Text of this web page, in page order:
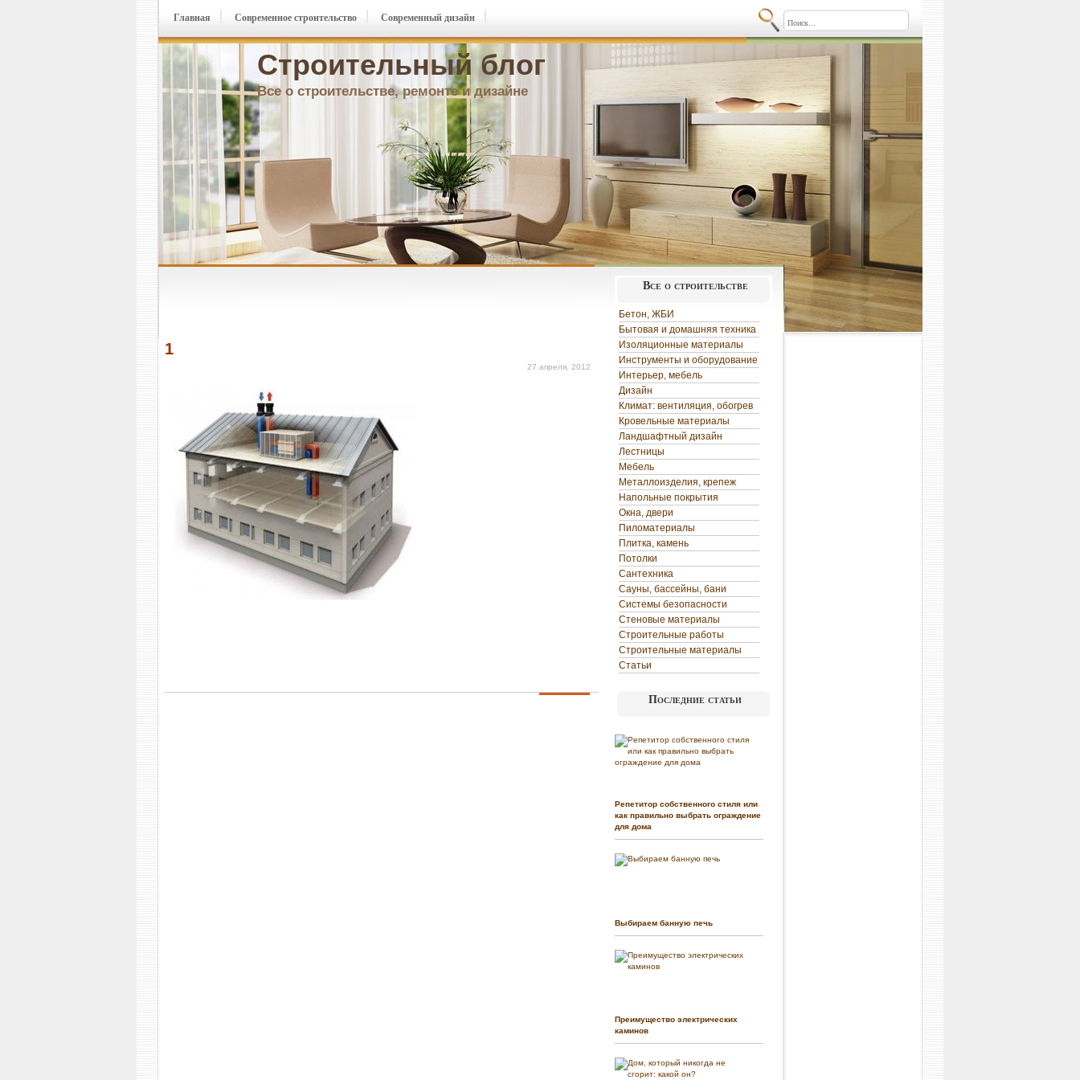
Строительный блог
Все о строительстве, ремонте и дизайне
Главная Современное строительство Современный дизайн
1
27 апреля, 2012
Все о строительстве
Бетон, ЖБИ
Бытовая и домашняя техника
Изоляционные материалы
Инструменты и оборудование
Интерьер, мебель
Дизайн
Климат: вентиляция, обогрев
Кровельные материалы
Ландшафтный дизайн
Лестницы
Мебель
Металлоизделия, крепеж
Напольные покрытия
Окна, двери
Пиломатериалы
Плитка, камень
Потолки
Сантехника
Сауны, бассейны, бани
Системы безопасности
Стеновые материалы
Строительные работы
Строительные материалы
Статьи
Последние статьи
Репетитор собственного стиля или
как правильно выбрать ограждение
для дома
Выбираем банную печь
Преимущество электрических
каминов